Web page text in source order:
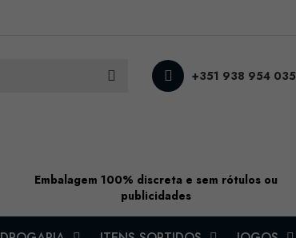
+351 938 954 035
Embalagem 100% discreta e sem rótulos ou
publicidades